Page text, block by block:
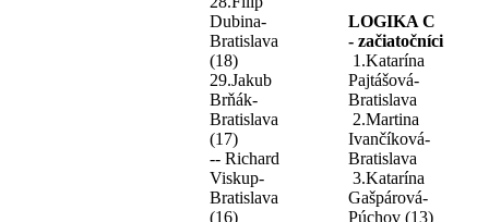
Dubina-
Bratislava
(18)
29.Jakub
Brňák-
Bratislava
(17)
-- Richard
Viskup-
Bratislava
(16)
LOGIKA C
- začiatočníci
1.Katarína
Pajtášová-
Bratislava
2.Martina
Ivančíková-
Bratislava
3.Katarína
Gašpárová-
Púchov (13)